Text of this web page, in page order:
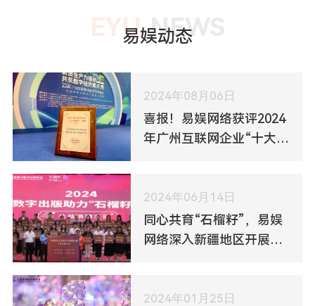
易娱动态
EYU NEWS
2024年08月06日
喜报！易娱网络获评2024
年广州互联网企业“十大正
2024年06月14日
同心共育“石榴籽”，易娱
网络深入新疆地区开展助
2024年01月25日